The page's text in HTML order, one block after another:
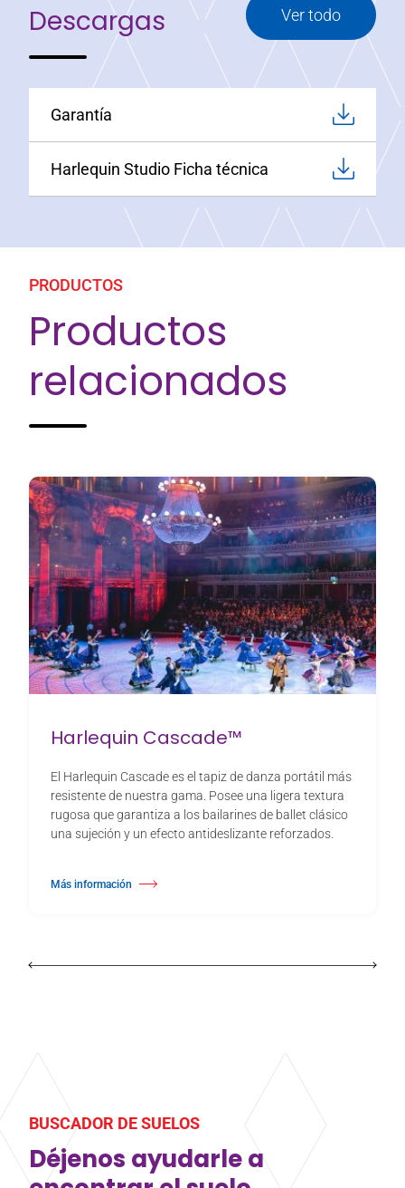
Descargas Ver todo
Garantía
Harlequin Studio Ficha técnica
PRODUCTOS
Productos
relacionados
Harlequin Cascade™
El Harlequin Cascade es el tapiz de danza portátil más
resistente de nuestra gama. Posee una ligera textura
rugosa que garantiza a los bailarines de ballet clásico
una sujeción y un efecto antideslizante reforzados.
Más información
about Harlequin Cascade™
BUSCADOR DE SUELOS
Déjenos ayudarle a